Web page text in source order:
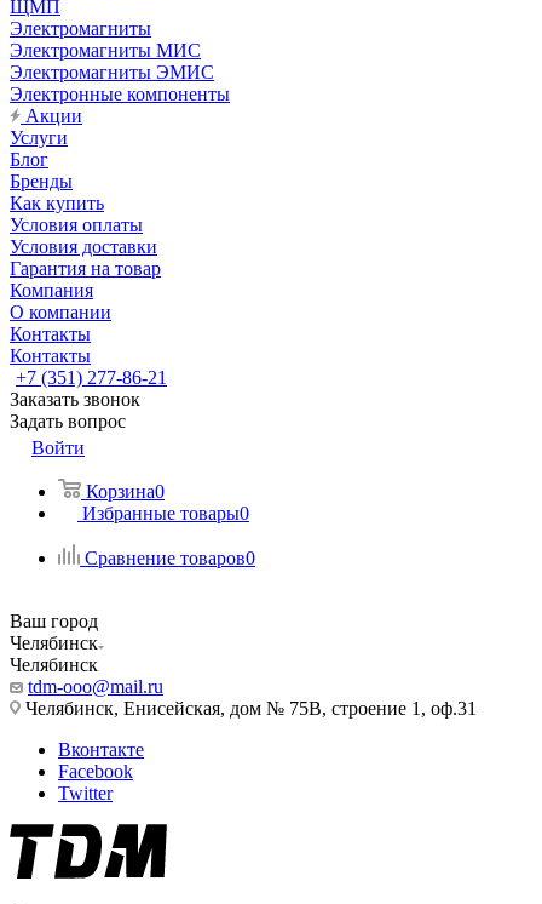
ЩМП
Электромагниты
Электромагниты МИС
Электромагниты ЭМИС
Электронные компоненты
Акции
Услуги
Блог
Бренды
Как купить
Условия оплаты
Условия доставки
Гарантия на товар
Компания
О компании
Контакты
Контакты
+7 (351) 277-86-21
Заказать звонок
Задать вопрос
Войти
Корзина0
Избранные товары0
Сравнение товаров0
Ваш город
Челябинск
Челябинск
tdm-ooo@mail.ru
Челябинск, Енисейская, дом № 75В, строение 1, оф.31
Вконтакте
Facebook
Twitter